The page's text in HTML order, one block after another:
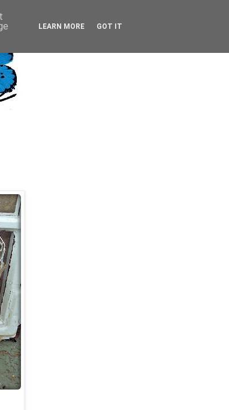
LEARN MORE GOT IT